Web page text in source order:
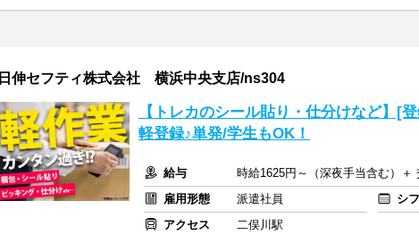
日伸セフティ株式会社 横浜中央支店/ns304
【トレカのシール貼り・仕分けなど】[
軽登録♪単発/学生もOK！
給与
時給1625円～（深夜手当含む）＋
雇用形態
派遣社員 シ
アクセス
二俣川駅